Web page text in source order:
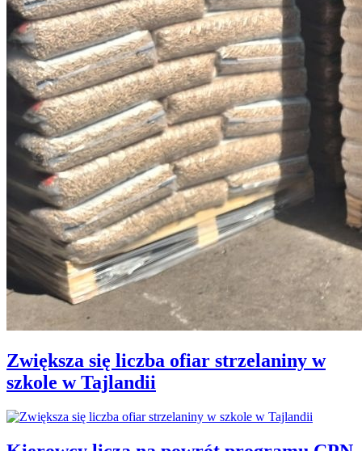
Zwiększa się liczba ofiar strzelaniny w
szkole w Tajlandii